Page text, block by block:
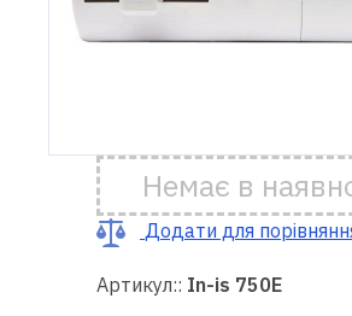
УЦІНКА
Гарантія
Ремонт
швейної
Немає в
Додати для
Артикул:: In-is 750E